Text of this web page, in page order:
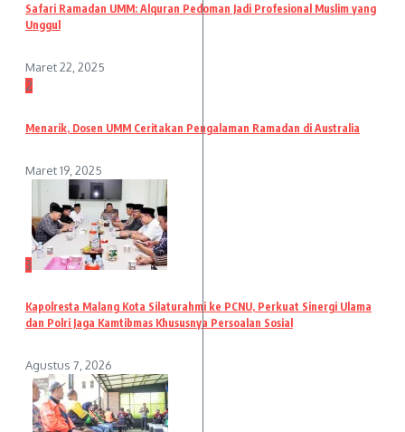
Safari Ramadan UMM: Alquran Pedoman Jadi Profesional Muslim yang
Unggul
Maret 22, 2025
2
Menarik, Dosen UMM Ceritakan Pengalaman Ramadan di Australia
Maret 19, 2025
3
Kapolresta Malang Kota Silaturahmi ke PCNU, Perkuat Sinergi Ulama
dan Polri Jaga Kamtibmas Khususnya Persoalan Sosial
Agustus 7, 2026